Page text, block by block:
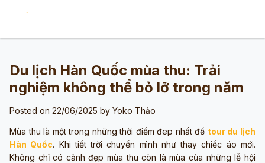
Du lịch Hàn Quốc mùa thu: Trải
nghiệm không thể bỏ lỡ trong năm
Posted on 22/06/2025 by Yoko Thảo
Mùa thu là một trong những thời điểm đep nhất để tour du lịch
Hàn Quốc. Khi tiết trời chuyển mình như thay chiếc áo mới.
Không chỉ có cảnh đẹp mùa thu còn là mùa của những lễ hội